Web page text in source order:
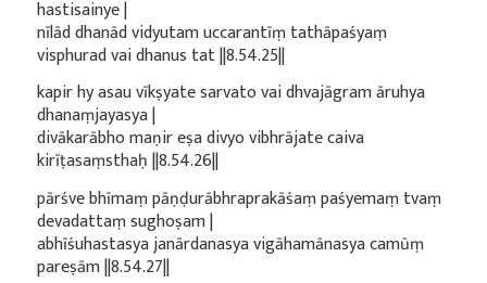
hastisainye |
nīlād dhanād vidyutam uccarantīṃ tathāpaśyaṃ
visphurad vai dhanus tat ||8.54.25||
kapir hy asau vīkṣyate sarvato vai dhvajāgram āruhya
dhanaṃjayasya |
divākarābho maṇir eṣa divyo vibhrājate caiva
kirīṭasaṃsthaḥ ||8.54.26||
pārśve bhīmaṃ pāṇḍurābhraprakāśaṃ paśyemaṃ tvaṃ
devadattaṃ sughoṣam |
abhīśuhastasya janārdanasya vigāhamānasya camūṃ
pareṣām ||8.54.27||